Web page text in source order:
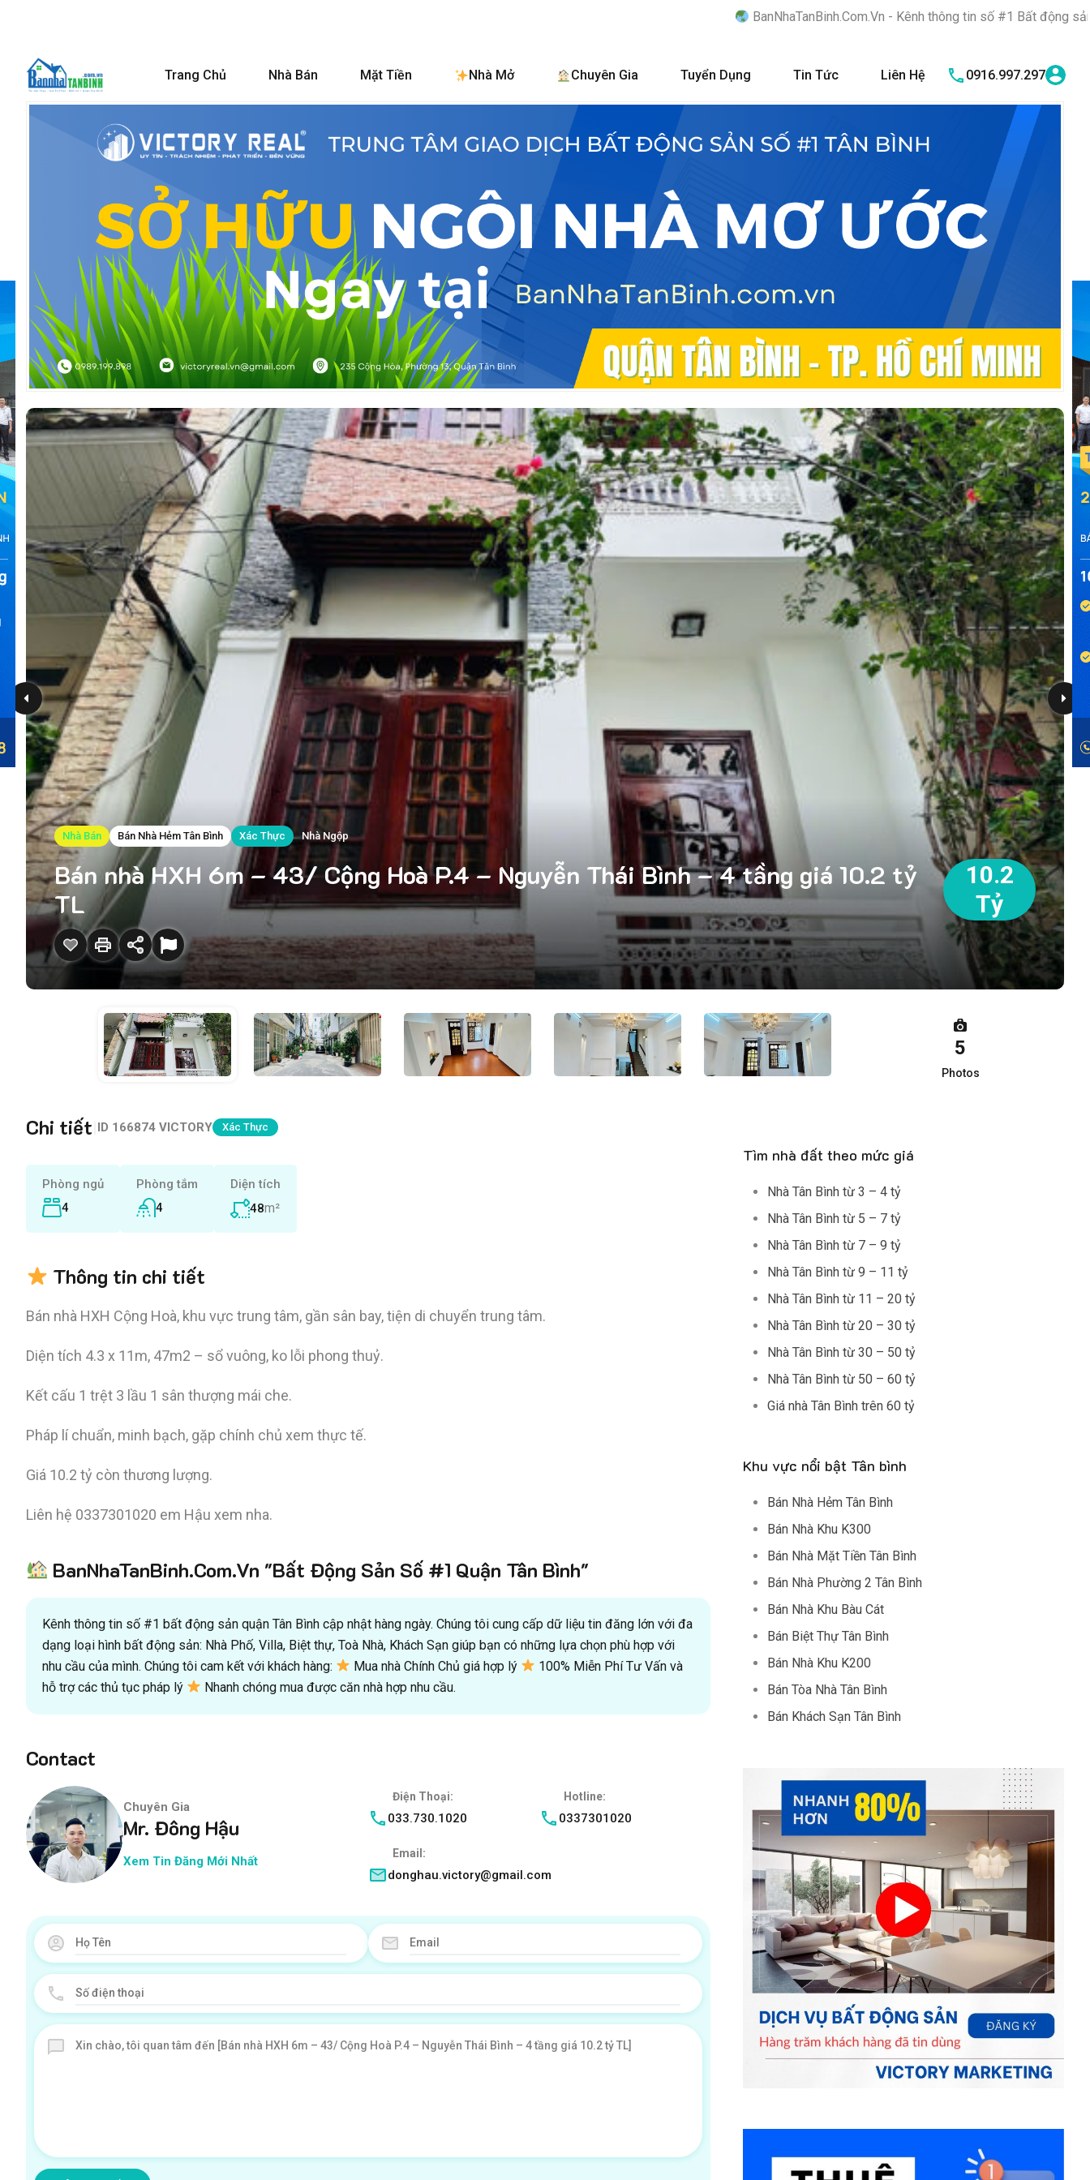
BanNhaTanBinh.Com.Vn - Kênh thông tin số #1 Bất động sản quận Tân Bình
Trang Chủ Nhà Bán Mặt Tiền Nhà Mở Chuyên Gia Tuyển Dụng Tin Tức Liên Hệ 0916.997.297
Nhà Bán Bán Nhà Hẻm Tân Bình Xác Thực Nhà Ngộp
Bán nhà HXH 6m – 43/ Cộng Hoà P.4 – Nguyễn Thái Bình – 4 tầng giá 10.2 tỷ
TL
10.2
Tỷ
5
Photos
Chi tiết ID 166874 VICTORY Xác Thực
Phòng ngủ
4
Phòng tắm
4
Diện tích
48m²
Thông tin chi tiết
Bán nhà HXH Cộng Hoà, khu vực trung tâm, gần sân bay, tiện di chuyển trung tâm.
Diện tích 4.3 x 11m, 47m2 – sổ vuông, ko lỗi phong thuỷ.
Kết cấu 1 trệt 3 lầu 1 sân thượng mái che.
Pháp lí chuẩn, minh bạch, gặp chính chủ xem thực tế.
Giá 10.2 tỷ còn thương lượng.
Liên hệ 0337301020 em Hậu xem nha.
BanNhaTanBinh.Com.Vn "Bất Động Sản Số #1 Quận Tân Bình"
Kênh thông tin số #1 bất động sản quận Tân Bình cập nhật hàng ngày. Chúng tôi cung cấp dữ liệu tin đăng lớn với đa
dạng loại hình bất động sản: Nhà Phố, Villa, Biệt thự, Toà Nhà, Khách Sạn giúp bạn có những lựa chọn phù hợp với
nhu cầu của mình. Chúng tôi cam kết với khách hàng:
Mua nhà Chính Chủ giá hợp lý
100% Miễn Phí Tư Vấn và
hỗ trợ các thủ tục pháp lý
Nhanh chóng mua được căn nhà hợp nhu cầu.
Contact
Chuyên Gia
Mr. Đông Hậu
Xem Tin Đăng Mới Nhất
Điện Thoại:
033.730.1020
Hotline:
0337301020
Email:
donghau.victory@gmail.com
Tìm nhà đất theo mức giá
Nhà Tân Bình từ 3 – 4 tỷ
Nhà Tân Bình từ 5 – 7 tỷ
Nhà Tân Bình từ 7 – 9 tỷ
Nhà Tân Bình từ 9 – 11 tỷ
Nhà Tân Bình từ 11 – 20 tỷ
Nhà Tân Bình từ 20 – 30 tỷ
Nhà Tân Bình từ 30 – 50 tỷ
Nhà Tân Bình từ 50 – 60 tỷ
Giá nhà Tân Bình trên 60 tỷ
Khu vực nổi bật Tân bình
Bán Nhà Hẻm Tân Bình
Bán Nhà Khu K300
Bán Nhà Mặt Tiền Tân Bình
Bán Nhà Phường 2 Tân Bình
Bán Nhà Khu Bàu Cát
Bán Biệt Thự Tân Bình
Bán Nhà Khu K200
Bán Tòa Nhà Tân Bình
Bán Khách Sạn Tân Bình